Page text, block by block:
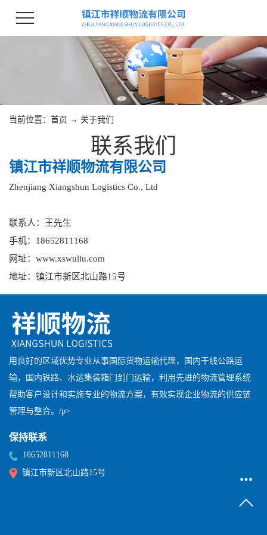
当前位置： 首页 → 关于我们
联系我们
镇江市祥顺物流有限公司
Zhenjiang Xiangshun Logistics Co., Ltd
联系人：王先生
手机：18652811168
网址：www.xswuliu.com
地址：镇江市新区北山路15号
用良好的区域优势专业从事国际货物运输代理，国内干线公路运
输，国内铁路、水运集装箱门到门运输，利用先进的物流管理系统
帮助客户设计和实施专业的物流方案，有效实现企业物流的供应链
管理与整合。/p>
保持联系
18652811168
镇江市新区北山路15号